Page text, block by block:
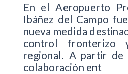
En el Aeropuerto
Ibáñez del Campo
nueva medida
control fronterizo
regional. A partir de
colaboración ent